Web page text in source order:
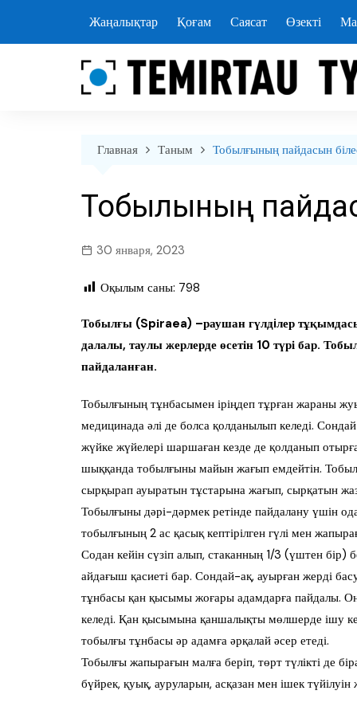
содержанию
Жаңалықтар Қоғам Саясат Өзекті
Главная Таным Тобылғының пайдасын
Тобылғының
30 января, 2023
Оқылым саны: 798
Тобылғы (Spіraea) –раушан гүлдiлер
далалы, таулы жерлерде өсетін 10 түрі бар.
пайдаланған.
Тобылғының тұнбасымен іріңдеп тұрған жараны
медицинада әлі де болса қолданылып келеді.
жүйке жүйелері шаршаған кезде де қолданып
шыққанда тобылғыны майын жағып емдейтін.
сырқырап ауыратын тұстарына жағып, сырқатын
Тобылғыны дәрі-дәрмек ретінде пайдалану үшін
тобылғының 2 ас қасық кептірілген гүлі мен
Содан кейін сүзіп алып, стаканның 1/3 (үштен бір)
айдағыш қасиеті бар. Сондай-ақ, ауырған жерді
тұнбасы қан қысымы жоғары адамдарға пайдалы.
келеді. Қан қысымына қаншалықты мөлшерде ішу
тобылғы тұнбасы әр адамға әрқалай әсер етеді.
Тобылғы жапырағын малға беріп, төрт түлікті де
бүйрек, қуық, ауруларын, асқазан мен ішек түйілуін